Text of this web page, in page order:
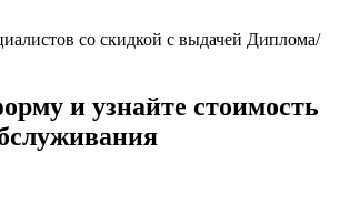
со скидкой с выдачей Диплома/
и узнайте стоимость